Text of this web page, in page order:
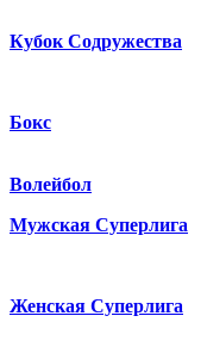
Кубок Содружества
Бокс
Волейбол
Мужская Суперлига
Женская Суперлига